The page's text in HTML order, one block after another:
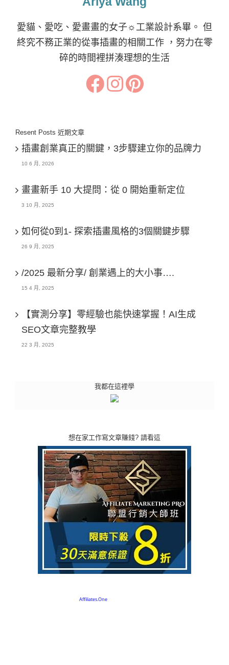
愛貓、愛吃、愛畫畫的女子☼工業設計系畢。 但
終究不務正業的從事插畫的相關工作 ，努力在零
碎的時間裡拼湊理想的生活
Resent Posts 近期文章
插畫創業真正的關鍵，3步驟建立你的品牌力
10 6 月, 2026
畫畫新手 10 大提問：從 0 開始重新定位
3 10 月, 2025
如何從0到1- 探索插畫風格的3個關鍵步驟
26 9 月, 2025
/2025 最新分享/ 創業遇上的大小事….
15 4 月, 2025
【實測分享】零經驗也能快速掌握！AI生成
SEO文章完整教學
22 3 月, 2025
我都在這裡學
想在家工作寫文章賺錢? 請看這